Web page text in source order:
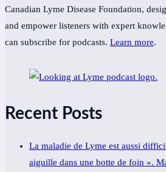
Canadian Lyme Disease Foundation,
and empower listeners with expert
can subscribe for podcasts. Learn more.
Recent Posts
La maladie de Lyme est aussi
aiguille dans une botte de foin ».